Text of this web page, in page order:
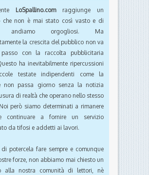
LoSpallino.comraggiunge un
che non è mai stato così vasto e di
andiamo orgogliosi. Ma
la crescita del pubblico non va
con la raccolta pubblicitaria
ha inevitabilmente ripercussioni
testate indipendenti come la
non passa giorno senza la notizia
di realtà che operano nello stesso
però siamo determinati a rimanere
continuare a fornire un servizio
da tifosi e addetti ai lavori.
di potercela fare sempre e comunque
forze, non abbiamo mai chiesto un
alla nostra comunità di lettori, nè